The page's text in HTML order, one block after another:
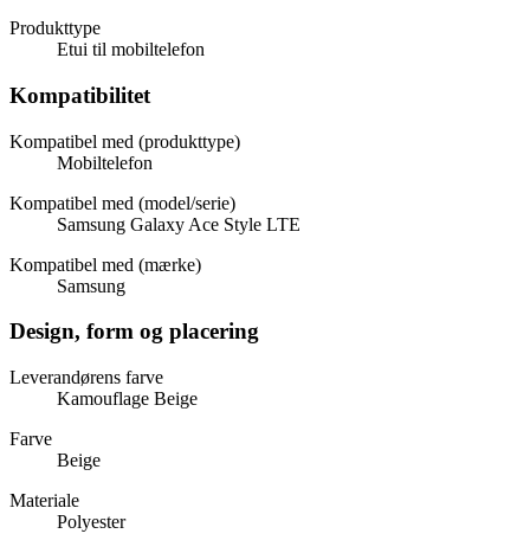
Produkttype
Etui til mobiltelefon
Kompatibilitet
Kompatibel med (produkttype)
Mobiltelefon
Kompatibel med (model/serie)
Samsung Galaxy Ace Style LTE
Kompatibel med (mærke)
Samsung
Design, form og placering
Leverandørens farve
Kamouflage Beige
Farve
Beige
Materiale
Polyester